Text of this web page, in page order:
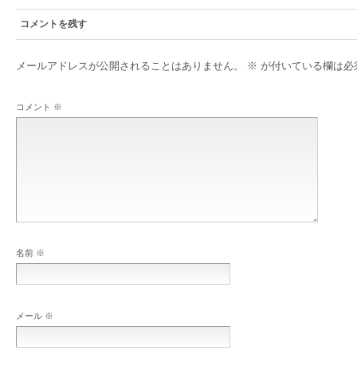
コメントを残す
メールアドレスが公開されることはありません。 ※ が付いている欄は必
コメント ※
名前 ※
メール ※